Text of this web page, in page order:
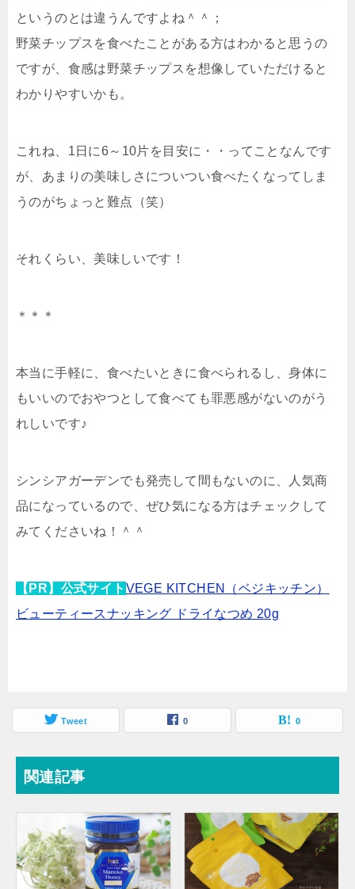
というのとは違うんですよね＾＾；
野菜チップスを食べたことがある方はわかると思うの
ですが、食感は野菜チップスを想像していただけると
わかりやすいかも。
これね、1日に6～10片を目安に・・ってことなんです
が、あまりの美味しさについつい食べたくなってしま
うのがちょっと難点（笑）
それくらい、美味しいです！
＊＊＊
本当に手軽に、食べたいときに食べられるし、身体に
もいいのでおやつとして食べても罪悪感がないのがう
れしいです♪
シンシアガーデンでも発売して間もないのに、人気商
品になっているので、ぜひ気になる方はチェックして
みてくださいね！＾＾
【PR】公式サイト VEGE KITCHEN（ベジキッチン）
ビューティースナッキング ドライなつめ 20g
Tweet 0 0
関連記事